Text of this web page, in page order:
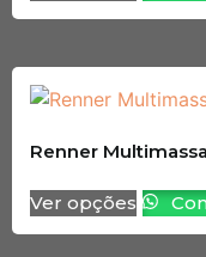
Renner
Ver opções